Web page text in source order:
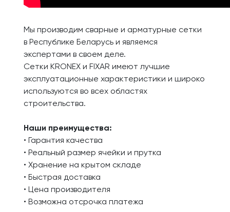
Мы производим сварные и арматурные сетки
в Республике Беларусь и являемся
экспертами в своем деле.
Сетки KRONEX и FIXAR имеют лучшие
эксплуатационные характеристики и широко
используются во всех областях
строительства.
Наши преимущества:
• Гарантия качества
• Реальный размер ячейки и прутка
• Хранение на крытом складе
• Быстрая доставка
• Цена производителя
• Возможна отсрочка платежа